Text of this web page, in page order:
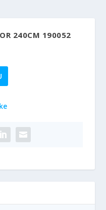
240CM 190052